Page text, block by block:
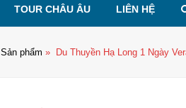
TOUR CHÂU ÂU LIÊN HỆ
Sản phẩm » Du Thuyền Hạ Long 1 Ngày